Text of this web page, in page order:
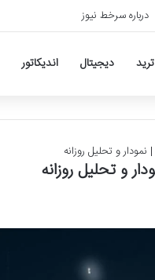
درباره سرخط نیوز
ترید دیجیتال اندیکاتور